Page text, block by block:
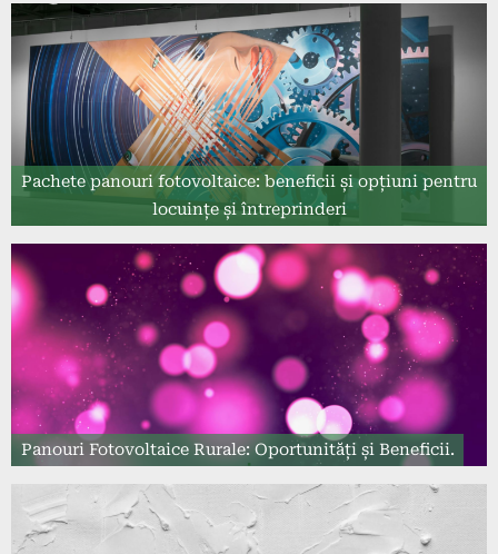
Pachete panouri fotovoltaice: beneficii și opțiuni pentru
locuințe și întreprinderi
Panouri Fotovoltaice Rurale: Oportunități și Beneficii.